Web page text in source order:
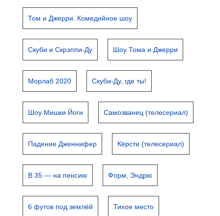
Том и Джерри. Комедийное шоу
Скуби и Скрэппи-Ду Шоу Тома и Джерри
Морлаб 2020 Скуби-Ду, где ты!
Шоу Мишки Йоги Самозванец (телесериал)
Падение Дженнифер Кёрсти (телесериал)
В 35 — на пенсию Форм, Эндрю
6 футов под землёй Тихое место